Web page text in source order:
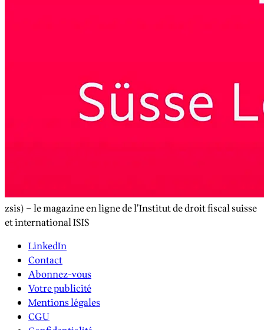
zsis) – le magazine en ligne de l’Institut de droit fiscal suisse
et international ISIS
LinkedIn
Contact
Abonnez-vous
Votre publicité
Mentions légales
CGU